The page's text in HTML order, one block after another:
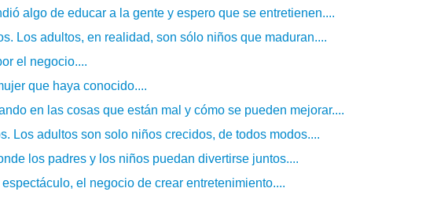
algo de educar a la gente y espero que se entretienen....
Los adultos, en realidad, son sólo niños que maduran....
el negocio....
que haya conocido....
en las cosas que están mal y cómo se pueden mejorar....
Los adultos son solo niños crecidos, de todos modos....
los padres y los niños puedan divertirse juntos....
el negocio de crear entretenimiento....